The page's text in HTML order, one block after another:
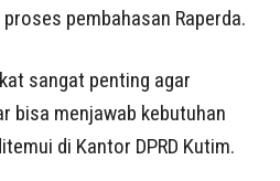
pembahasan Raperda.
sangat penting agar
bisa menjawab kebutuhan
di Kantor DPRD Kutim.